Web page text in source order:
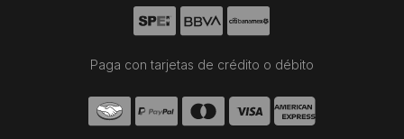
Paga con tarjetas de crédito o débito